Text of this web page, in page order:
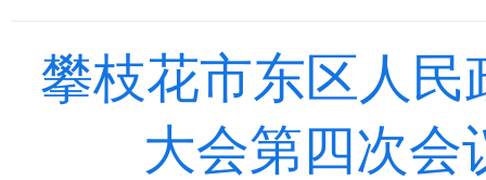
攀枝花市东区人
大会第四次会